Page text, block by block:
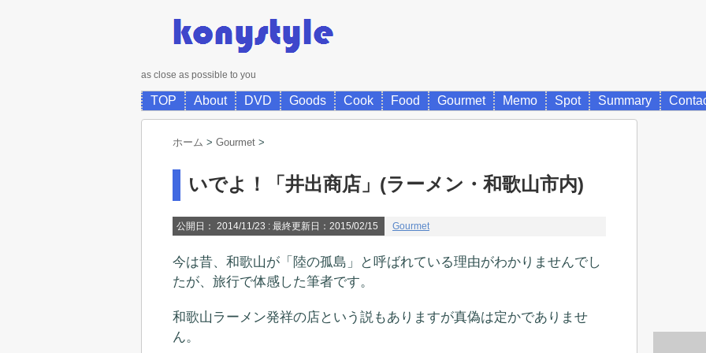
as close as possible to you
TOP About DVD Goods Cook Food Gourmet Memo Spot Summary
ホーム > Gourmet >
いでよ！「井出商店」(ラーメン・和歌山市内)
公開日： 2014/11/23 : 最終更新日：2015/02/15 Gourmet
今は昔、和歌山が「陸の孤島」と呼ばれている理由がわかりませんでし
たが、旅行で体感した筆者です。
和歌山ラーメン発祥の店という説もありますが真偽は定かでありませ
ん。